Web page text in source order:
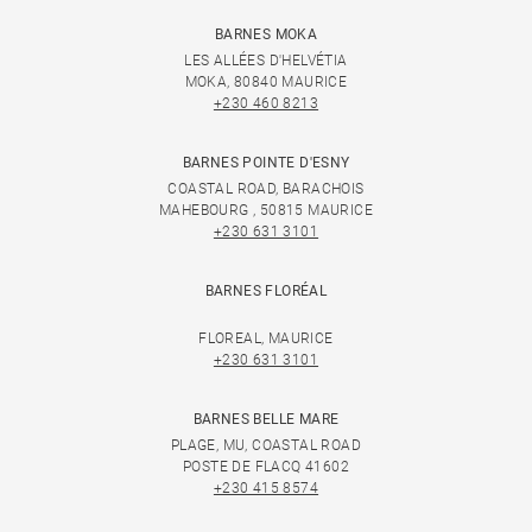
BARNES MOKA
LES ALLÉES D'HELVÉTIA
MOKA, 80840 MAURICE
+230 460 8213
BARNES POINTE D'ESNY
COASTAL ROAD, BARACHOIS
MAHEBOURG , 50815 MAURICE
+230 631 3101
BARNES FLORÉAL
FLOREAL, MAURICE
+230 631 3101
BARNES BELLE MARE
PLAGE, MU, COASTAL ROAD
POSTE DE FLACQ 41602
+230 415 8574